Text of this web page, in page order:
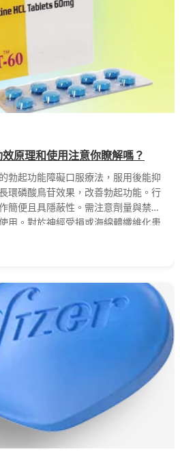
原理和使用注意你瞭解嗎？
勃起功能障礙口服療法，服用後能抑
環磷酸鳥苷效果，改善勃起功能。行
簡便且具隱蔽性。需注意劑量與禁
用。對於神經受損或海綿體纖維化患
正規醫院或藥房購買正品。